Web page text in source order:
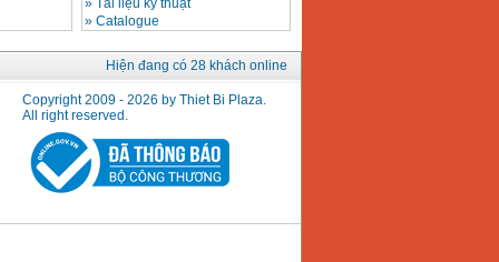
» Tài liệu kỹ thuật
» Catalogue
Hiện đang có 28 khách online
Copyright 2009 - 2026 by Thiet Bi Plaza.
All right reserved.